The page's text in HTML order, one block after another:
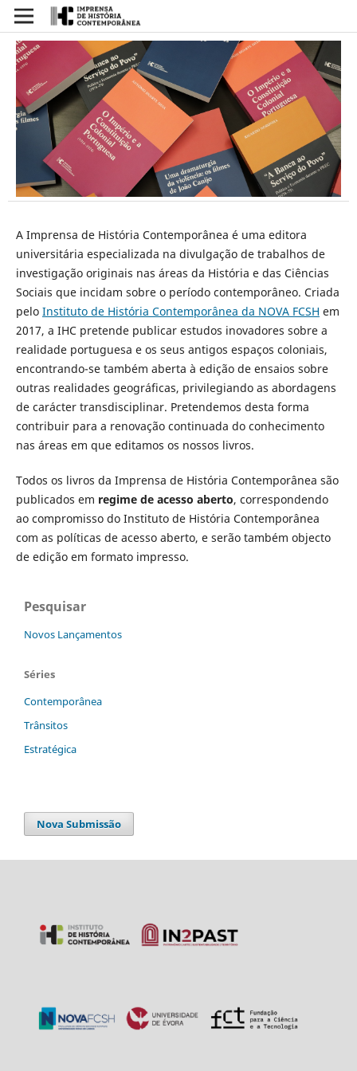
A Imprensa de História Contemporânea é uma editora
universitária especializada na divulgação de trabalhos de
investigação originais nas áreas da História e das Ciências
Sociais que incidam sobre o período contemporâneo. Criada
pelo Instituto de História Contemporânea da NOVA FCSH em
2017, a IHC pretende publicar estudos inovadores sobre a
realidade portuguesa e os seus antigos espaços coloniais,
encontrando-se também aberta à edição de ensaios sobre
outras realidades geográficas, privilegiando as abordagens
de carácter transdisciplinar. Pretendemos desta forma
contribuir para a renovação continuada do conhecimento
nas áreas em que editamos os nossos livros.
Todos os livros da Imprensa de História Contemporânea são
publicados em regime de acesso aberto, correspondendo
ao compromisso do Instituto de História Contemporânea
com as políticas de acesso aberto, e serão também objecto
de edição em formato impresso.
Pesquisar
Novos Lançamentos
Séries
Contemporânea
Trânsitos
Estratégica
Nova Submissão